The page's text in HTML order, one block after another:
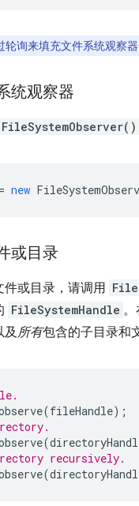
轮询来填充文件系统观察
统观察器
= new
或目录
或目录，请调用
FileSystemHandle
及所有包含的子目录和
(fileHandle);
(
recursively.
(